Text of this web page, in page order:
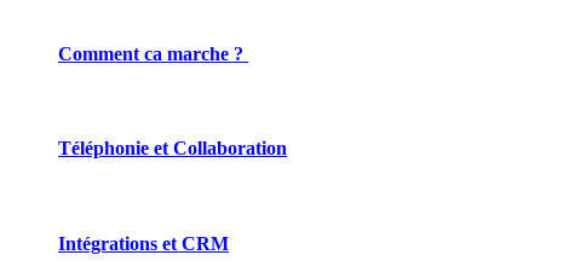
Comment ca marche ?
Téléphonie et Collaboration
Intégrations et CRM